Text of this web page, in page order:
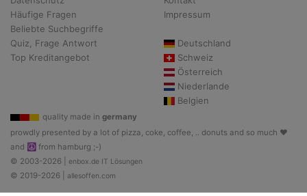
Häufige Fragen
Beliebte Suchbegriffe
Quiz, Frage Antwort
Top Kreditangebot
Impressum
Deutschland
Schweiz
Österreich
Niederlande
Belgien
quality made in germany
prowdly presented by a lot of pizza, coke, coffee, .. donuts and so much ♥
and ☮ from hamburg ;-)
© 2003-2026 | enbox.de IT Lösungen
© 2019-2026 | allesoffen.com